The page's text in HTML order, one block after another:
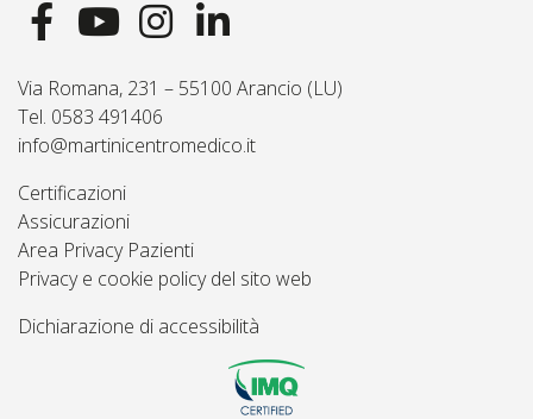
Via Romana, 231 – 55100 Arancio (LU)
Tel. 0583 491406
info@martinicentromedico.it
Certificazioni
Assicurazioni
Area Privacy Pazienti
Privacy e cookie policy del sito web
Dichiarazione di accessibilità